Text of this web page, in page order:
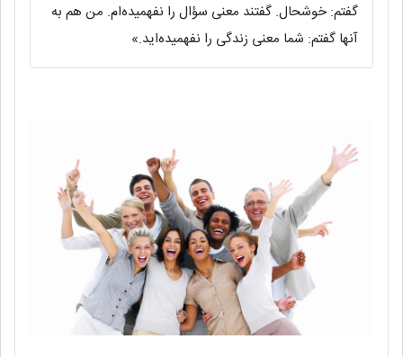
گفتم: خوشحال. گفتند معنی سؤال را نفهمیده‌ام. من هم به
آنها گفتم: شما معنی زندگی را نفهمیده‌اید.»